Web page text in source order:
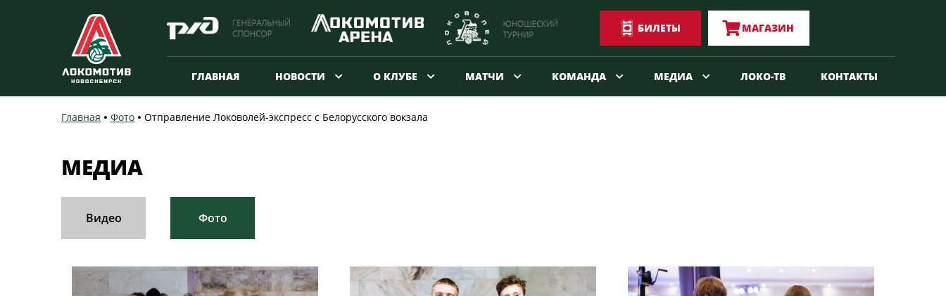
БИЛЕТЫ МАГАЗИН
ГЛАВНАЯ НОВОСТИ О КЛУБЕ МАТЧИ КОМАНДА МЕДИА ЛОКО-ТВ КОНТАКТЫ
Главная Фото Отправление Локоволей-экспресс с Белорусского вокзала
МЕДИА
Видео Фото